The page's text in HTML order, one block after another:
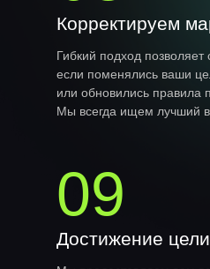
Корректируем
Гибкий подход позволяет
если поменялись ваши
или обновились правила
Мы всегда ищем лучший
Достижение цели
09